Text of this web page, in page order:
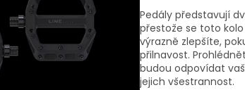
Pedály představují
přestože se toto
výrazně zlepšíte,
přilnavost.
budou odpovídat
jejich všestrannost.